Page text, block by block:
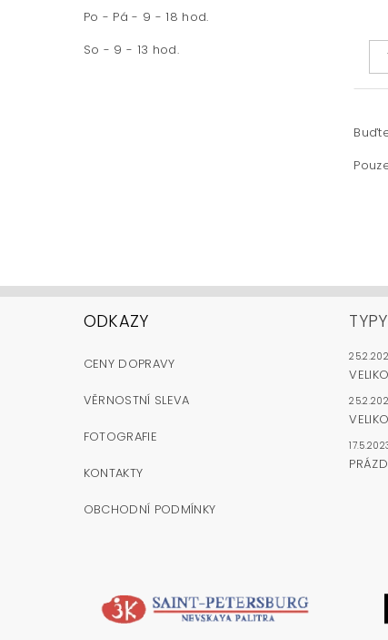
Po - Pá - 9 - 18 hod.
So - 9 - 13 hod.
ODKAZY
CENY DOPRAVY
VĚRNOSTNÍ SLEVA
FOTOGRAFIE
KONTAKTY
OBCHODNÍ PODMÍNKY